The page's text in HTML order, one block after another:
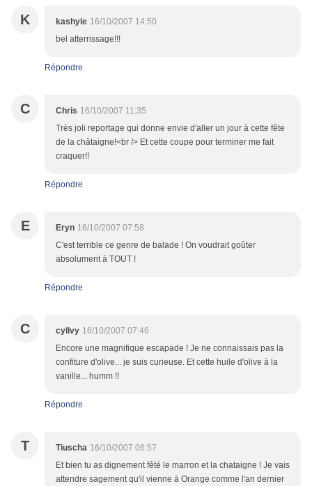
K kashyle 16/10/2007 14:50
bel atterrissage!!!
Répondre
C Chris 16/10/2007 11:35
Très joli reportage qui donne envie d'aller un jour à cette fête
de la châtaigne!<br /> Et cette coupe pour terminer me fait
craquer!!
Répondre
E Eryn 16/10/2007 07:58
C'est terrible ce genre de balade ! On voudrait goûter
absolument à TOUT !
Répondre
C cyllvy 16/10/2007 07:46
Encore une magnifique escapade ! Je ne connaissais pas la
confiture d'olive... je suis curieuse. Et cette huile d'olive à la
vanille... humm !!
Répondre
T Tiuscha 16/10/2007 06:57
Et bien tu as dignement fêté le marron et la chataigne ! Je vais
attendre sagement qu'il vienne à Orange comme l'an dernier